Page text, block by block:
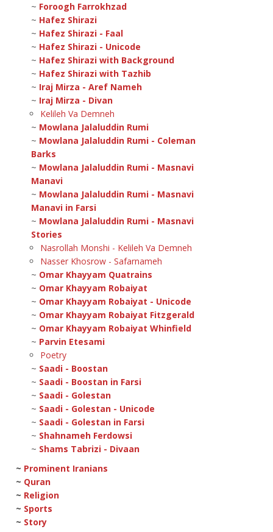
~ Foroogh Farrokhzad
~ Hafez Shirazi
~ Hafez Shirazi - Faal
~ Hafez Shirazi - Unicode
~ Hafez Shirazi with Background
~ Hafez Shirazi with Tazhib
~ Iraj Mirza - Aref Nameh
~ Iraj Mirza - Divan
Kelileh Va Demneh
~ Mowlana Jalaluddin Rumi
~ Mowlana Jalaluddin Rumi - Coleman
Barks
~ Mowlana Jalaluddin Rumi - Masnavi
Manavi
~ Mowlana Jalaluddin Rumi - Masnavi
Manavi in Farsi
~ Mowlana Jalaluddin Rumi - Masnavi
Stories
Nasrollah Monshi - Kelileh Va Demneh
Nasser Khosrow - Safarnameh
~ Omar Khayyam Quatrains
~ Omar Khayyam Robaiyat
~ Omar Khayyam Robaiyat - Unicode
~ Omar Khayyam Robaiyat Fitzgerald
~ Omar Khayyam Robaiyat Whinfield
~ Parvin Etesami
Poetry
~ Saadi - Boostan
~ Saadi - Boostan in Farsi
~ Saadi - Golestan
~ Saadi - Golestan - Unicode
~ Saadi - Golestan in Farsi
~ Shahnameh Ferdowsi
~ Shams Tabrizi - Divaan
~ Prominent Iranians
~ Quran
~ Religion
~ Sports
~ Story